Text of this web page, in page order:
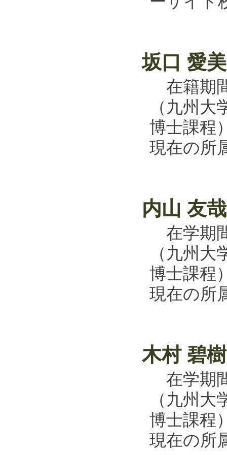
坂口 愛
在籍期
（九州
博士課程
現在の所
内山 友
在学期
（九州
博士課程
現在の所
木村 碧
在学期
（九州
博士課程
現在の所